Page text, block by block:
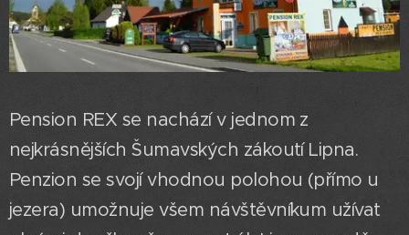
Pension REX se nachází v jednom z
nejkrásnějších Šumavských zákoutí Lipna.
Penzion se svojí vhodnou polohou (přímo u
jezera) umožnuje všem návštěvníkum užívat